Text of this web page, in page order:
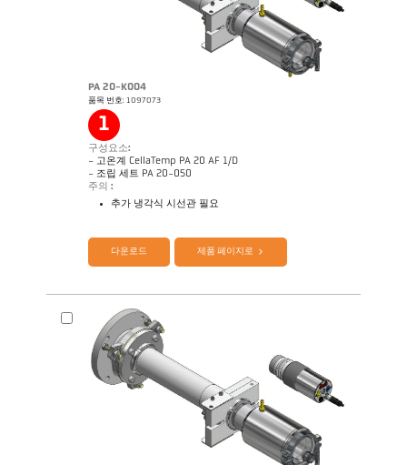
Application Note Strip galvanizing
PA 20-K004
품목 번호: 1097073
1
구성요소:
- 고온계 CellaTemp PA 20 AF 1/D
- 조립 세트 PA 20-050
주의 :
추가 냉각식 시선관 필요
제품 카다로그 Cellatemp PA
다운로드 제품 페이지로